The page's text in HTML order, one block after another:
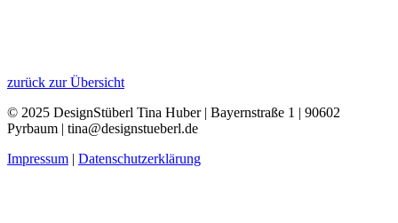
zurück zur Übersicht
© 2025 DesignStüberl Tina Huber | Bayernstraße 1 | 90602
Pyrbaum | tina@designstueberl.de
Impressum | Datenschutzerklärung